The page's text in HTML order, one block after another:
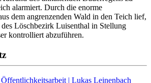
alarmiert. Durch die enorme
dem angrenzenden Wald in den Teich lief,
Löschbezirk Luisenthal in Stellung
kontrolliert abzuführen.